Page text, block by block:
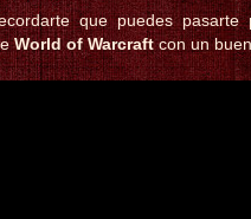
que puedes
World of Warcraftcon un